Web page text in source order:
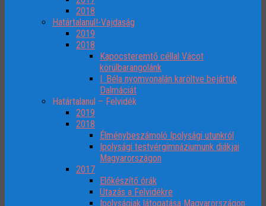
2018
Határtalanul!-Vajdaság
2019
2018
Kapocsteremtő céllal Vácot
körülbarangolánk
I. Béla nyomvonalán karöltve bejártuk
Dalmáciát
Határtalanul – Felvidék
2019
2018
Élménybeszámoló Ipolysági utunkról
Ipolysági testvérgimnáziumunk diákjai
Magyarországon
2017
Előkészítő órák
Utazás a Felvidékre
Ipolyságiak látogatása Magyarországon